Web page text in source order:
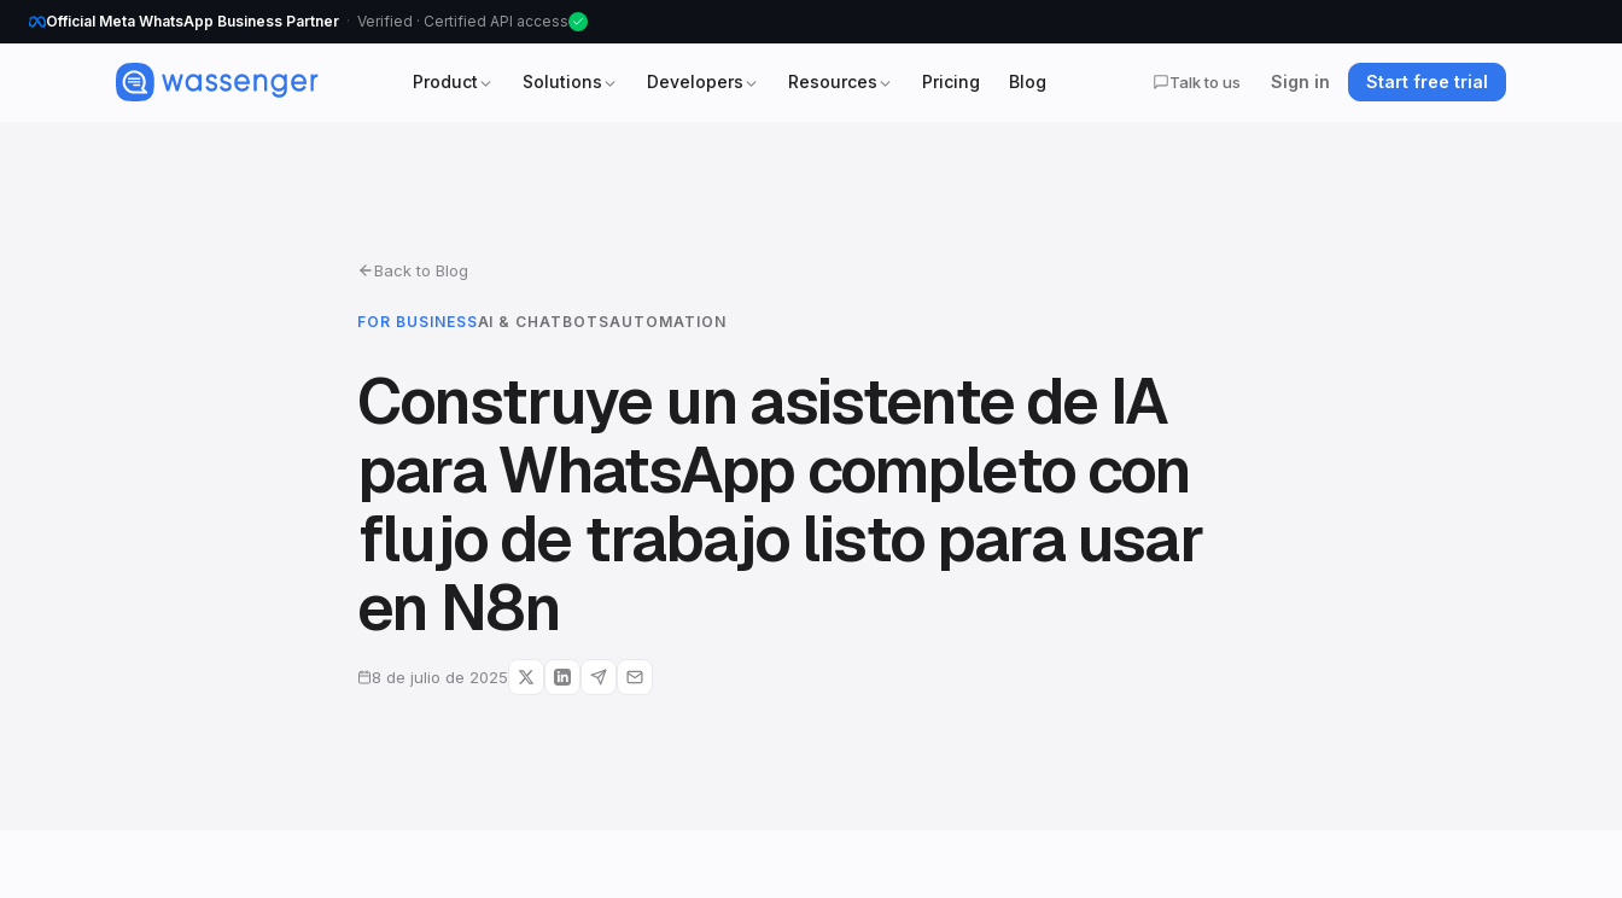
Official Meta WhatsApp Business Partner Verified · Certified API access
Product Solutions Developers Resources Pricing Blog Talk to us Sign in Start free trial
Back to Blog
FOR BUSINESSAI & CHATBOTSAUTOMATION
Construye un asistente de IA
para WhatsApp completo con
flujo de trabajo listo para usar
en N8n
8 de julio de 2025